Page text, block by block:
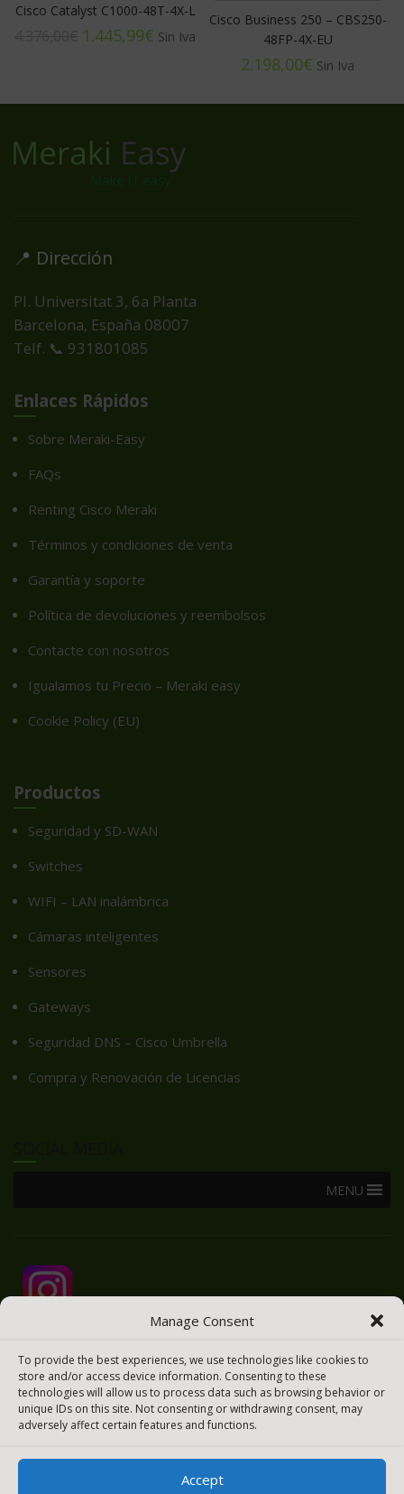
Manage Consent
To provide the best experiences, we use technologies like cookies to
store and/or access device information. Consenting to these
technologies will allow us to process data such as browsing behavior or
unique IDs on this site. Not consenting or withdrawing consent, may
adversely affect certain features and functions.
Accept
Cisco Catalyst C1000-48T-4X-L
1.445,99€
Cisco Business 250 – CBS250-
48FP-4X-EU
€
📍 Dirección
Pl. Universitat 3, 6a Planta
Barcelona, España 08007
Telf. 📞 931801085
Enlaces Rápidos
Sobre Meraki-Easy
FAQs
Renting Cisco Meraki
Términos y condiciones de venta
Garantía y soporte
Política de devoluciones y reembolsos
Contacte con nosotros
Igualamos tu Precio – Meraki easy
Cookie Policy (EU)
Productos
Seguridad y SD-WAN
Switches
WIFI – LAN inalámbrica
Cámaras inteligentes
Sensores
Gateways
Seguridad DNS – Cisco Umbrella
Compra y Renovación de Licencias
MENU